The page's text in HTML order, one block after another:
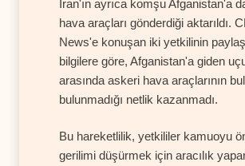
İran'ın ayrıca komşu Afganistan'a
hava araçları gönderdiği aktarıldı.
News'e konuşan iki yetkilinin
bilgilere göre, Afganistan'a giden
arasında askeri hava araçlarının
bulunmadığı netlik kazanmadı.
Bu hareketlilik, yetkililer kamuoyu
gerilimi düşürmek için aracılık